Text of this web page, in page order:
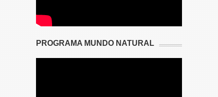
PROGRAMA MUNDO NATURAL